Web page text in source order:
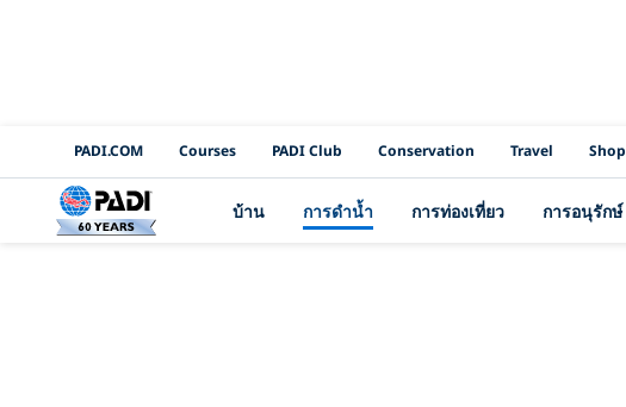
PADI Channels
PADI.COM Courses PADI Club Conservation Travel Shop
บ้าน การดำน้ำ การท่องเที่ยว การอนุรักษ์